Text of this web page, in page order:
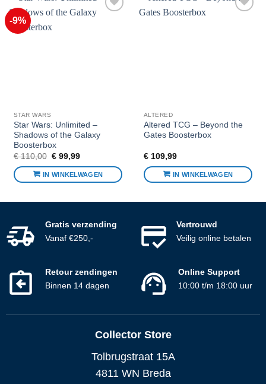
-9%
STAR WARS
Star Wars: Unlimited –
Shadows of the Galaxy
Boosterbox
€110,00 Oorspronkelijke
was:
€ 110,00.
€99,99Huidige
is:
€ 99,99.
IN WINKELWAGEN
ALTERED
Altered TCG – Beyond the
Gates Boosterbox
€109,99
IN WINKELWAGEN
Gratis verzending
Vanaf €250,-
Vertrouwd
Veilig online betalen
Retour zendingen
Binnen 14 dagen
Online Support
10:00 t/m 18:00 uur
Collector Store
Tolbrugstraat 15A
4811 WN Breda